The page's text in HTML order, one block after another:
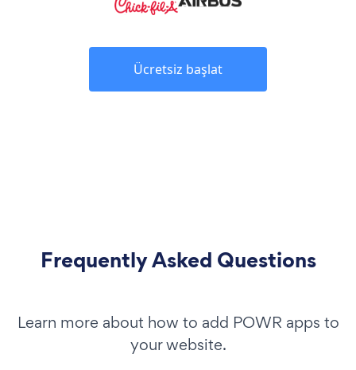
Ücretsiz başlat
Frequently Asked Questions
Learn more about how to add POWR apps to
your website.